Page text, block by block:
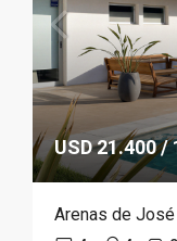
USD 21.400
Arenas de